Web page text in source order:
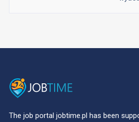
The job portal jobtime.pl has been